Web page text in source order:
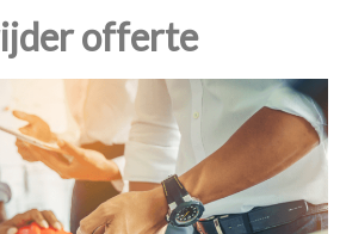
offerte